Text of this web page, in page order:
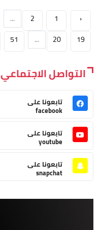
‹
1
2
...
19
20
...
51
التواصل الاجتماعي
تابعونا على
facebook
تابعونا على
youtube
تابعونا على
snapchat